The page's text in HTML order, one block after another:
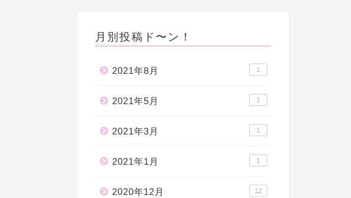
月別投稿ド〜ン！
2021年8月 1
2021年5月 1
2021年3月 1
2021年1月 1
2020年12月 12